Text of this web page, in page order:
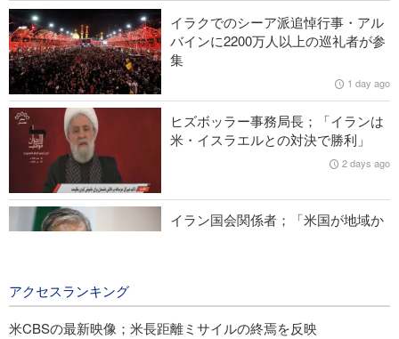
中央アジア空手選手権で、イランが金8、銀3、銅8を獲得
イエメン軍、サウジの石油タンカーを攻撃
米CBSの最新映像；米長距離ミサイルの終焉を反映
イラン外務省報道官；「ホルモズ海峡を巡るイラン・オマーン
協議の雰囲気は前向き」
イラクでのシーア派追悼行事・アル
バインに2200万人以上の巡礼者が参
集
1 day ago
ヒズボッラー事務局長；「イランは
米・イスラエルとの対決で勝利」
2 days ago
イラン国会関係者；「米国が地域か
アクセスランキング
米CBSの最新映像；米長距離ミサイルの終焉を反映